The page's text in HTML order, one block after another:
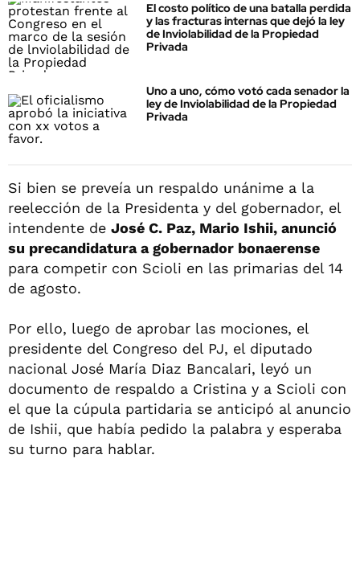
El costo político de una batalla perdida
y las fracturas internas que dejó la ley
de Inviolabilidad de la Propiedad
Privada
Uno a uno, cómo votó cada senador la
ley de Inviolabilidad de la Propiedad
Privada
Si bien se preveía un respaldo unánime a la
reelección de la Presidenta y del gobernador, el
intendente de José C. Paz, Mario Ishii, anunció
su precandidatura a gobernador bonaerense
para competir con Scioli en las primarias del 14
de agosto.
Por ello, luego de aprobar las mociones, el
presidente del Congreso del PJ, el diputado
nacional José María Diaz Bancalari, leyó un
documento de respaldo a Cristina y a Scioli con
el que la cúpula partidaria se anticipó al anuncio
de Ishii, que había pedido la palabra y esperaba
su turno para hablar.